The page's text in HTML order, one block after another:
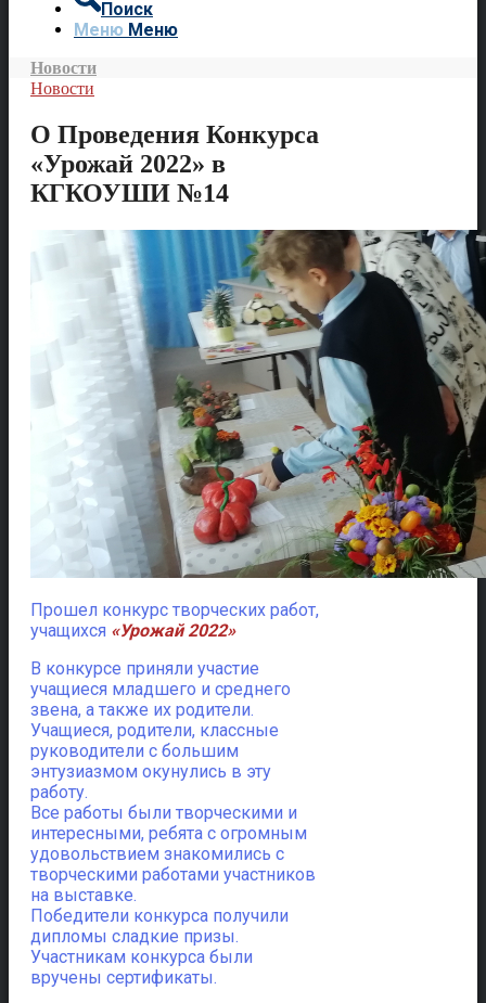
Поиск
Меню Меню
Новости
Новости
О Проведения Конкурса
«Урожай 2022» в
КГКОУШИ №14
Прошел конкурс творческих работ,
учащихся «Урожай 2022»
В конкурсе приняли участие
учащиеся младшего и среднего
звена, а также их родители.
Учащиеся, родители, классные
руководители с большим
энтузиазмом окунулись в эту
работу.
Все работы были творческими и
интересными, ребята с огромным
удовольствием знакомились с
творческими работами участников
на выставке.
Победители конкурса получили
дипломы сладкие призы.
Участникам конкурса были
вручены сертификаты.